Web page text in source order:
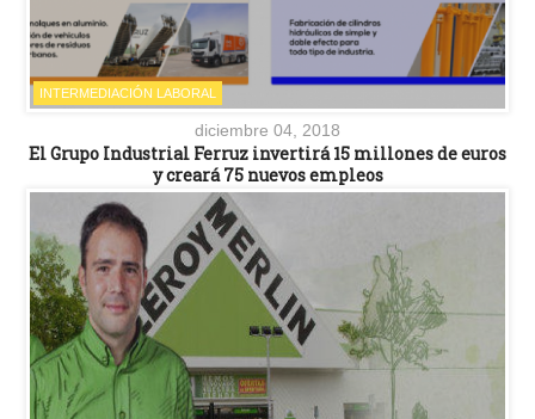
INTERMEDIACIÓN LABORAL
diciembre 04, 2018
El Grupo Industrial Ferruz invertirá 15 millones de euros
y creará 75 nuevos empleos